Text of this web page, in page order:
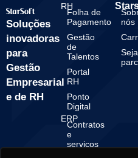
Soluções
inovadoras
para
Gestão
Empresarial
e de RH
RH
Folha de
Pagamento
Gestão
de
Talentos
Portal
RH
Ponto
Digital
ERP
Contratos
e
serviços
nós